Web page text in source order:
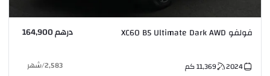
فولفو XC60 B5 Ultimate Dark AWD درهم 164,900
2024
11,369كم 2,583
/شهر